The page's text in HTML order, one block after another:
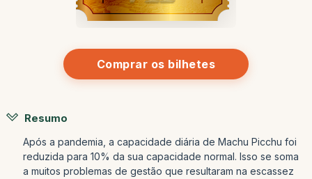
Comprar os bilhetes
Resumo
Após a pandemia, a capacidade diária de Machu Picchu foi
reduzida para 10% da sua capacidade normal. Isso se soma
a muitos problemas de gestão que resultaram na escassez